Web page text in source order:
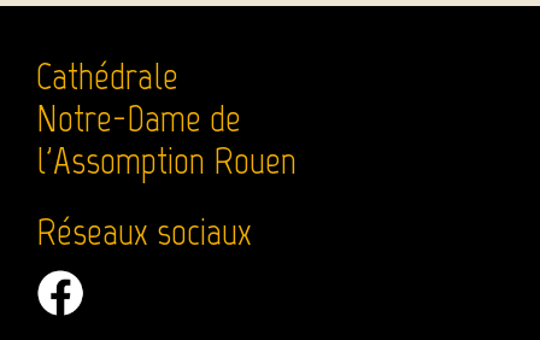
Cathédrale
Notre-Dame de
l'Assomption Rouen
Réseaux sociaux